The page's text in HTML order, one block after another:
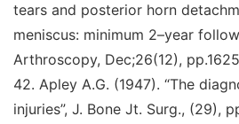
tears and posterior horn
meniscus: minimum 2–year
Arthroscopy, Dec;26(12),
42. Apley A.G. (1947). “The
injuries”, J. Bone Jt. Surg., (29),